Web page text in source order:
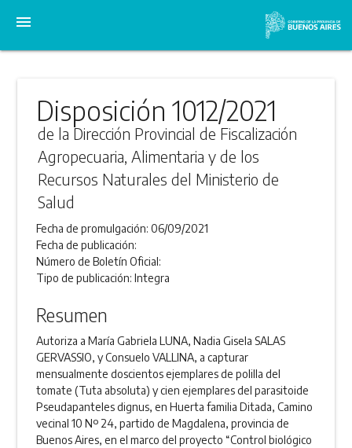
menu
Disposición 1012/2021
de la Dirección Provincial de Fiscalización
Agropecuaria, Alimentaria y de los
Recursos Naturales del Ministerio de
Salud
Fecha de promulgación:06/09/2021
Fecha de publicación:
Número de Boletín Oficial:
Tipo de publicación:Integra
Resumen
Autoriza a María Gabriela LUNA, Nadia Gisela SALAS
GERVASSIO, y Consuelo VALLINA, a capturar
mensualmente doscientos ejemplares de polilla del
tomate (Tuta absoluta) y cien ejemplares del parasitoide
Pseudapanteles dignus, en Huerta familia Ditada, Camino
vecinal 10 Nº 24, partido de Magdalena, provincia de
Buenos Aires, en el marco del proyecto “Control biológico